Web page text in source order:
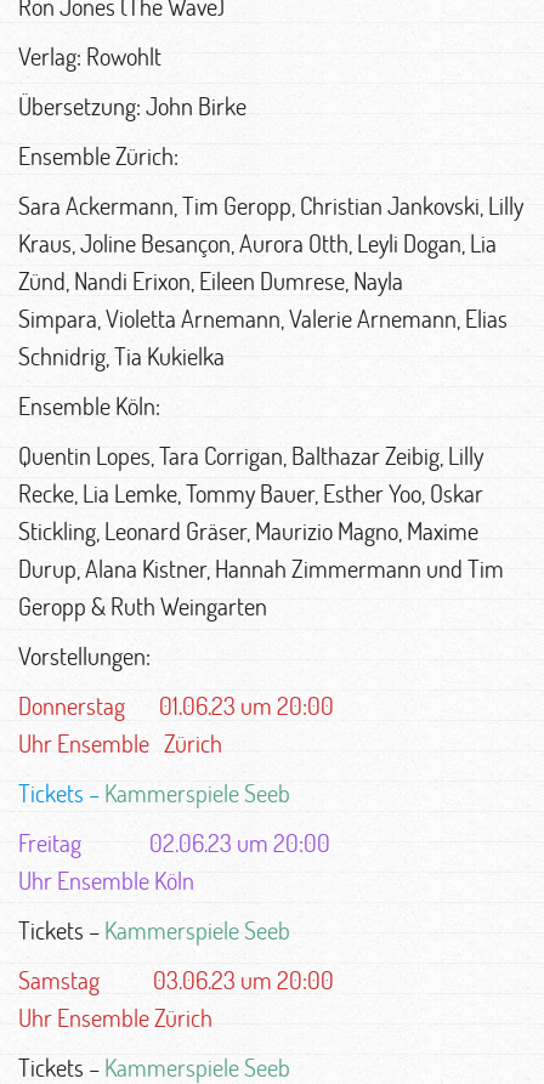
Verlag: Rowohlt
Übersetzung: John Birke
Ensemble Zürich:
Sara Ackermann, Tim Geropp, Christian Jankovski, Lilly
Kraus, Joline Besançon, Aurora Otth, Leyli Dogan, Lia
Zünd, Nandi Erixon, Eileen Dumrese, Nayla
Simpara, Violetta Arnemann, Valerie Arnemann, Elias
Schnidrig, Tia Kukielka
Ensemble Köln:
Quentin Lopes, Tara Corrigan, Balthazar Zeibig, Lilly
Recke, Lia Lemke, Tommy Bauer, Esther Yoo, Oskar
Stickling, Leonard Gräser, Maurizio Magno, Maxime
Durup, Alana Kistner, Hannah Zimmermann und Tim
Geropp & Ruth Weingarten
Vorstellungen:
Donnerstag 01.06.23 um 20:00
Uhr Ensemble Zürich
Tickets –Kammerspiele Seeb
Freitag 02.06.23 um 20:00
Uhr Ensemble Köln
Tickets –Kammerspiele Seeb
Samstag 03.06.23 um 20:00
Uhr Ensemble Zürich
Tickets –Kammerspiele Seeb